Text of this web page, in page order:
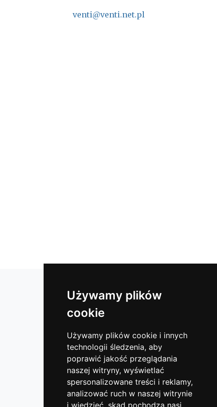
Używamy plików
cookie
Używamy plików cookie i innych
technologii śledzenia, aby
poprawić jakość przeglądania
naszej witryny, wyświetlać
spersonalizowane treści i reklamy,
analizować ruch w naszej witrynie
i wiedzieć, skąd pochodzą nasi
venti@venti.net.pl
Lustra łazienkowe
Lustra okrągłe
Lustra do klubów i sal fitness
Lustra do hotelu
Lustra bezpieczne
Lustra do garderoby
Szyby dekoracyjne - lacobel